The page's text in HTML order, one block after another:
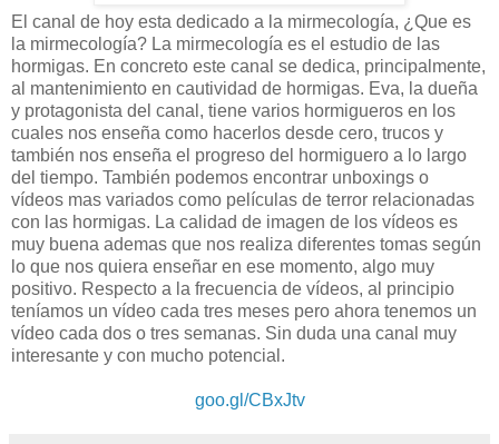
El canal de hoy esta dedicado a la mirmecología, ¿Que es
la mirmecología? La mirmecología es el estudio de las
hormigas. En concreto este canal se dedica, principalmente,
al mantenimiento en cautividad de hormigas. Eva, la dueña
y protagonista del canal, tiene varios hormigueros en los
cuales nos enseña como hacerlos desde cero, trucos y
también nos enseña el progreso del hormiguero a lo largo
del tiempo. También podemos encontrar unboxings o
vídeos mas variados como películas de terror relacionadas
con las hormigas. La calidad de imagen de los vídeos es
muy buena ademas que nos realiza diferentes tomas según
lo que nos quiera enseñar en ese momento, algo muy
positivo. Respecto a la frecuencia de vídeos, al principio
teníamos un vídeo cada tres meses pero ahora tenemos un
vídeo cada dos o tres semanas. Sin duda una canal muy
interesante y con mucho potencial.
goo.gl/CBxJtv